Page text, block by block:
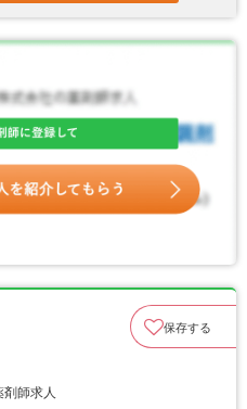
保存する
師求人